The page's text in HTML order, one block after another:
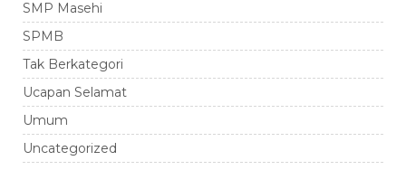
SMP Masehi
SPMB
Tak Berkategori
Ucapan Selamat
Umum
Uncategorized